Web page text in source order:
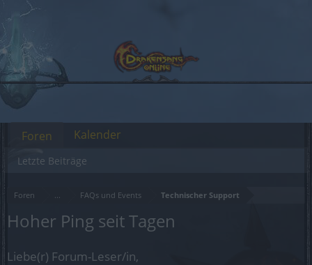
Foren ... FAQs und Events Technischer Support
Hoher Ping seit Tagen
Liebe(r) Forum-Leser/in,
Foren
Letzte Beiträge
Kalender